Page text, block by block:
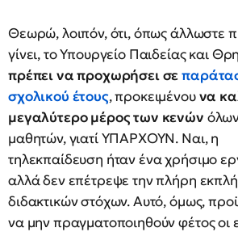
Θεωρώ, λοιπόν, ότι, όπως άλλωστε
γίνει, το Υπουργείο Παιδείας και
πρέπει να προχωρήσει σε
σχολικού έτους, προκειμένουνα
μεγαλύτερο μέρος των κενών
μαθητών, γιατί ΥΠΑΡΧΟΥΝ. Ναι, η
τηλεκπαίδευση ήταν ένα χρήσιμο
αλλά δεν επέτρεψε την πλήρη
διδακτικών στόχων. Αυτό, όμως,
να μην πραγματοποιηθούν φέτος οι